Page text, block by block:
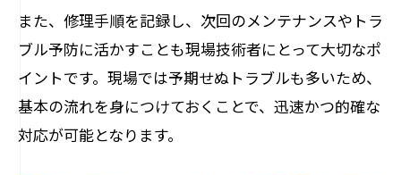
また、修理手順を記録し、次回のメンテナンスやトラ
ブル予防に活かすことも現場技術者にとって大切なポ
イントです。現場では予期せぬトラブルも多いため、
基本の流れを身につけておくことで、迅速かつ的確な
対応が可能となります。